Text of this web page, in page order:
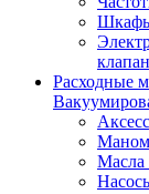
Расходные
Масла